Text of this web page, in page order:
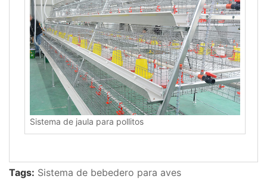
Sistema de jaula para pollitos
Tags: Sistema de bebedero para aves